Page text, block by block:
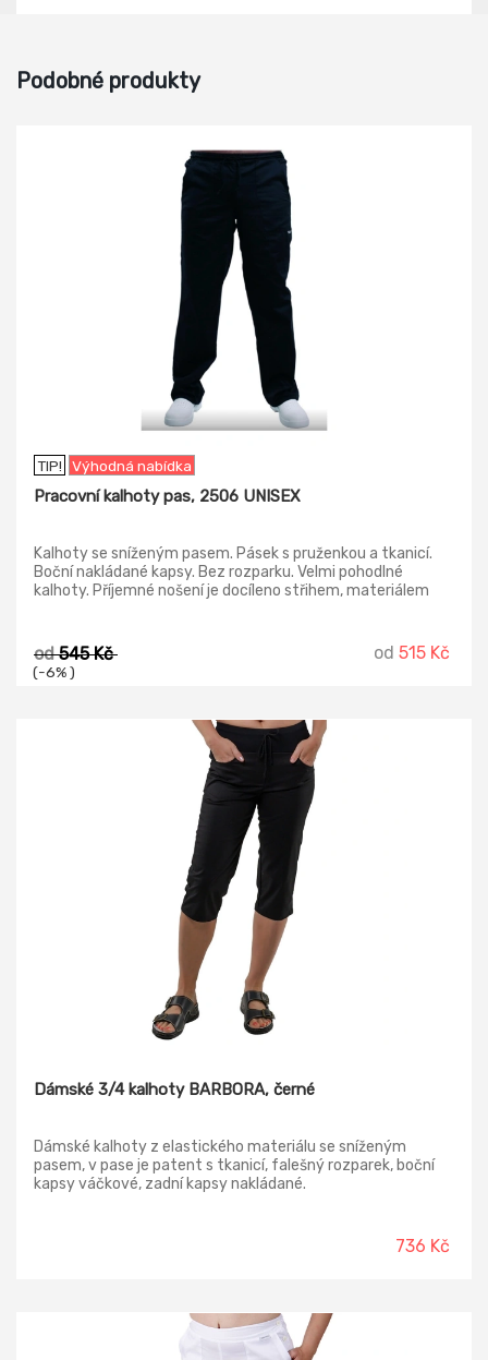
Podobné produkty
TIP! Výhodná nabídka
Pracovní kalhoty pas, 2506 UNISEX
Kalhoty se sníženým pasem. Pásek s pruženkou a tkanicí.
Boční nakládané kapsy. Bez rozparku. Velmi pohodlné
kalhoty. Příjemné nošení je docíleno střihem, materiálem
materiálu. Odolný, kvalitní materiál kalhot je přizpůsoben
pro opakované, náročné praní. Kvalitní česká výroba
zaručuje dlouhou životnost švů - používáme kvalitní, pevné
od545 Kč
(-6% )
od 515 Kč
Dámské 3/4 kalhoty BARBORA, černé
Dámské kalhoty z elastického materiálu se sníženým
pasem, v pase je patent s tkanicí, falešný rozparek, boční
kapsy váčkové, zadní kapsy nakládané.
736 Kč